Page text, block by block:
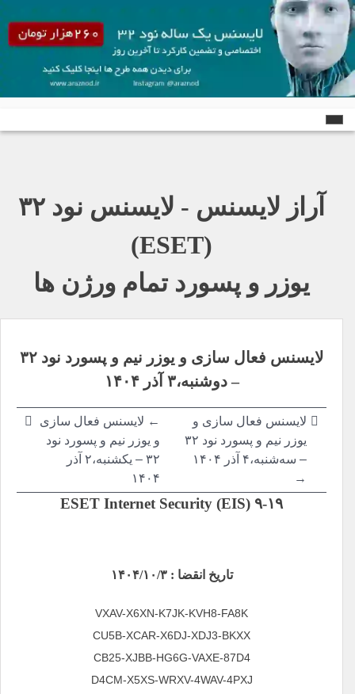
آراز لایسنس - لایسنس نود ٣٢
(ESET)
یوزر و پسورد تمام ورژن ها
لایسنس فعال سازی و یوزر نیم و پسورد نود ۳۲
–دوشنبه،۳ آذر ۱۴۰۴
راهبری
← لایسنس فعال سازی
و یوزر نیم و پسورد نود
۳۲ –
یکشنبه،۲ آذر
۱۴۰۴
لایسنس فعال سازی و
یوزر نیم و پسورد نود ۳۲
–
سه‌شنبه،۴ آذر ۱۴۰۴
→
ESET Internet Security (EIS) ۹-۱۹
تاریخ انقضا : ۱۴۰۴/۱۰/۳
VXAV-X6XN-K7JK-KVH8-FA8K
CU5B-XCAR-X6DJ-XDJ3-BKXX
CB25-XJBB-HG6G-VAXE-87D4
D4CM-X5XS-WRXV-4WAV-4PXJ